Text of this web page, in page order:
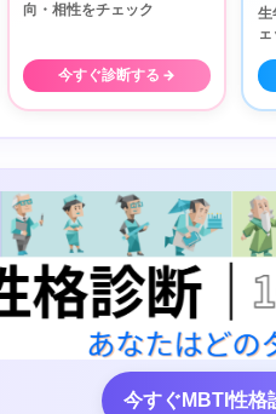
向・相性をチェック
今すぐ診断する →
生
今すぐMBTI性格